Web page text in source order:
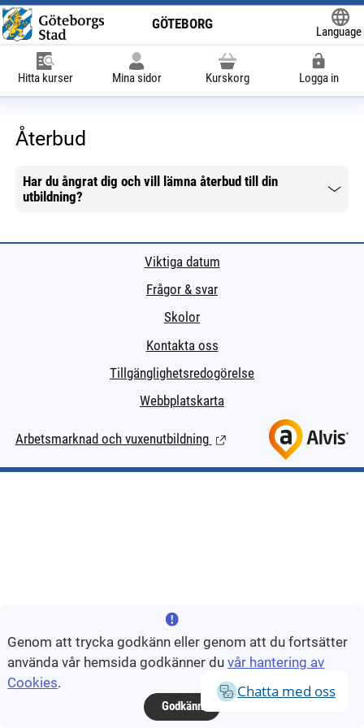
GÖTEBORG
Language
Hitta kurser Mina sidor Kurskorg Logga in
Chatta med oss
Återbud
Har du ångrat dig och vill lämna återbud till din
utbildning?
Mer information
Viktiga datum
Frågor & svar
Skolor
Kontakta oss
Tillgänglighetsredogörelse
Webbplatskarta
Arbetsmarknad och vuxenutbildning (Länk till extern sida.)
Genom att trycka godkänn eller genom att du fortsätter
använda vår hemsida godkänner duvår hantering av
Cookies.
Godkänn